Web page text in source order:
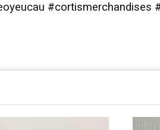
#cortismerchandises